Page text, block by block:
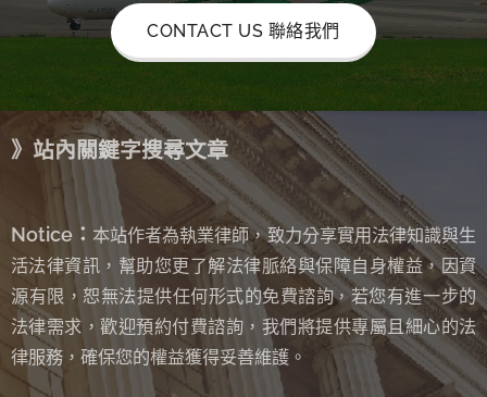
CONTACT US 聯絡我們
》站內關鍵字搜尋文章
Notice： 本站作者為執業律師，致力分享實用法律知識與生
活法律資訊，幫助您更了解法律脈絡與保障自身權益，因資
源有限，恕無法提供任何形式的免費諮詢， 若您有進一步的
法律需求，歡迎預約付費諮詢，我們將提供專屬且細心的法
律服務，確保您的權益獲得妥善維護。